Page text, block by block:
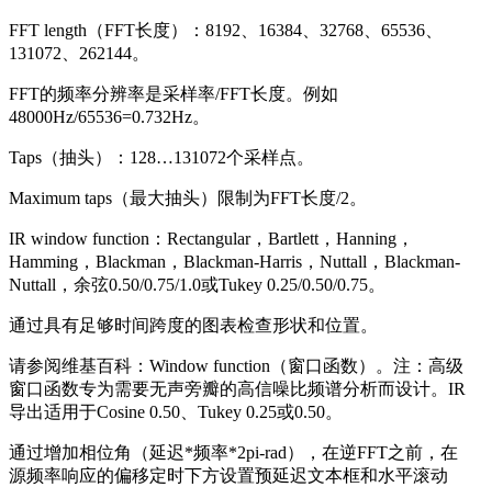
FFT length（FFT长度）：8192、16384、32768、65536、
131072、262144。
FFT的频率分辨率是采样率/FFT长度。例如
48000Hz/65536=0.732Hz。
Taps（抽头）：128…131072个采样点。
Maximum taps（最大抽头）限制为FFT长度/2。
IR window function：Rectangular，Bartlett，Hanning，
Hamming，Blackman，Blackman-Harris，Nuttall，Blackman-
Nuttall，余弦0.50/0.75/1.0或Tukey 0.25/0.50/0.75。
通过具有足够时间跨度的图表检查形状和位置。
请参阅维基百科：Window function（窗口函数）。注：高级
窗口函数专为需要无声旁瓣的高信噪比频谱分析而设计。IR
导出适用于Cosine 0.50、Tukey 0.25或0.50。
通过增加相位角（延迟*频率*2pi-rad），在逆FFT之前，在
源频率响应的偏移定时下方设置预延迟文本框和水平滚动